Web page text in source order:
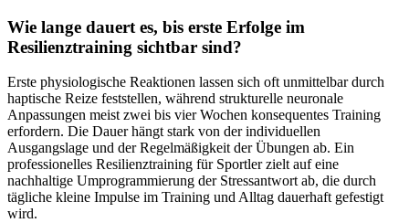
Wie lange dauert es, bis erste Erfolge im
Resilienztraining sichtbar sind?
Erste physiologische Reaktionen lassen sich oft unmittelbar durch
haptische Reize feststellen, während strukturelle neuronale
Anpassungen meist zwei bis vier Wochen konsequentes Training
erfordern. Die Dauer hängt stark von der individuellen
Ausgangslage und der Regelmäßigkeit der Übungen ab. Ein
professionelles Resilienztraining für Sportler zielt auf eine
nachhaltige Umprogrammierung der Stressantwort ab, die durch
tägliche kleine Impulse im Training und Alltag dauerhaft gefestigt
wird.